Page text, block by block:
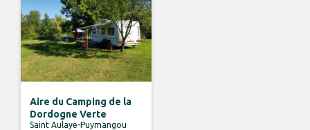
Aire du Camping de la
Dordogne Verte
Saint Aulaye-Puymangou